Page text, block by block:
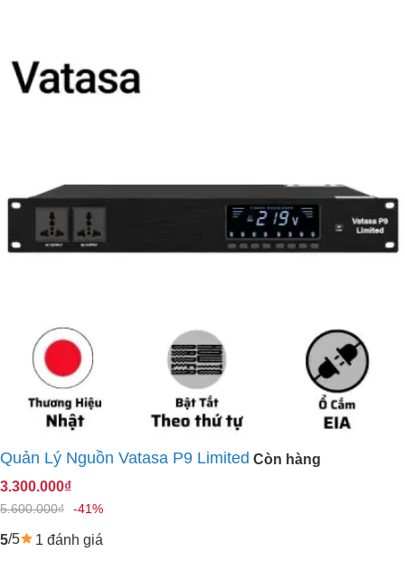
Quản Lý Nguồn Vatasa P9 Limited Còn hàng
3.300.000₫
5.600.000₫ -41%
5/5 1 đánh giá